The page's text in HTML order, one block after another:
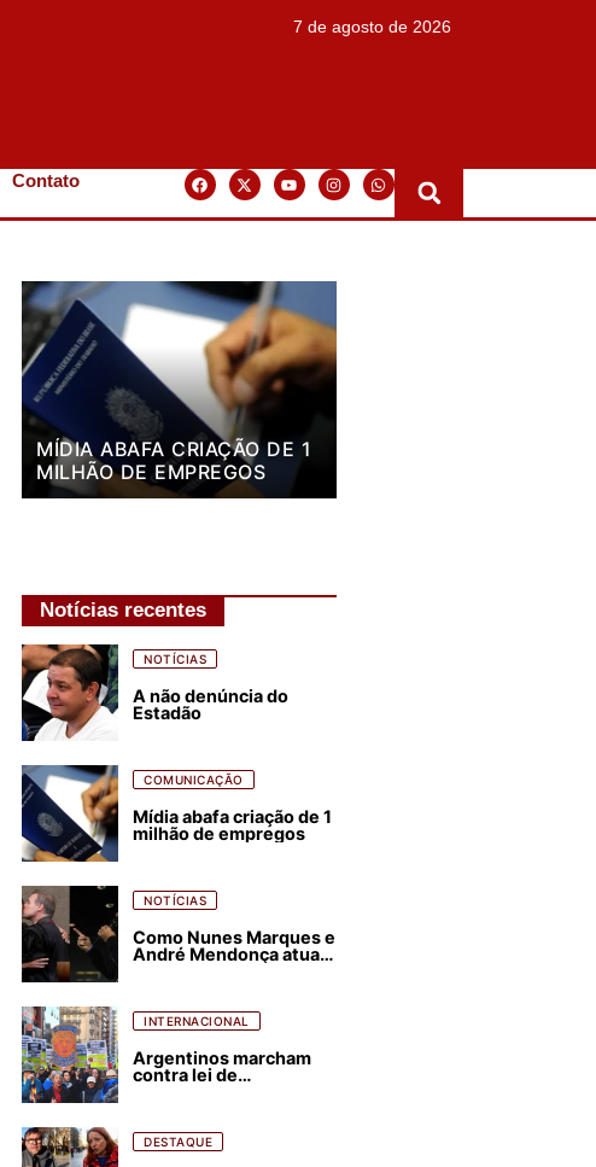
7 de agosto de 2026
Contato
MÍDIA ABAFA CRIAÇÃO DE 1
MILHÃO DE EMPREGOS
Notícias recentes
NOTÍCIAS
A não denúncia do
Estadão
COMUNICAÇÃO
Mídia abafa criação de 1
milhão de empregos
NOTÍCIAS
Como Nunes Marques e
André Mendonça atuam
INTERNACIONAL
Argentinos marcham
contra lei de
florestais
DESTAQUE